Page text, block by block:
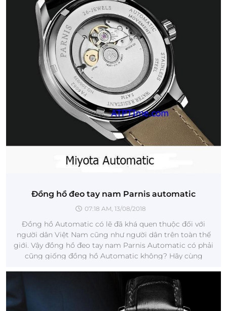
Đồng hồ đeo tay nam Parnis automatic
07:18 AM, 13/08/2018
Đồng hồ Automatic có lẽ đã khá quen thuộc đối với
người dân Việt Nam cũng như người dân trên toàn thế
giới. Vậy đồng hồ đeo tay nam Parnis Automatic có phải
cũng giống đồng hồ Automatic không? Hãy cùng